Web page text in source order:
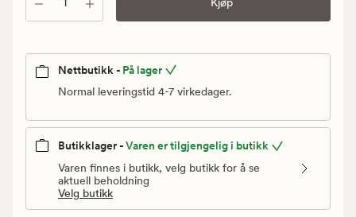
Nettbutikk - På lager
Normal leveringstid 4-7 virkedager.
Butikklager -Varen er tilgjengelig i butikk
Varen finnes i butikk, velg butikk for å se
aktuell beholdning
Velg butikk